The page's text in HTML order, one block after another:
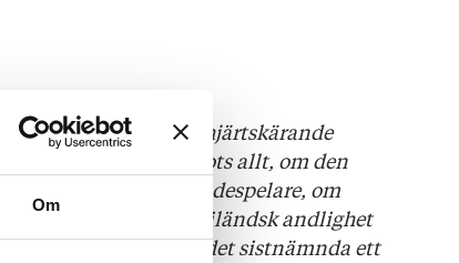
Om
drastiska, roliga och hjärtskärande
hur man blir vuxen trots allt, om den
barn, om att vara skådespelare, om
vara bipolär, om thailändsk andlighet
och om pengar – det sistnämnda ett